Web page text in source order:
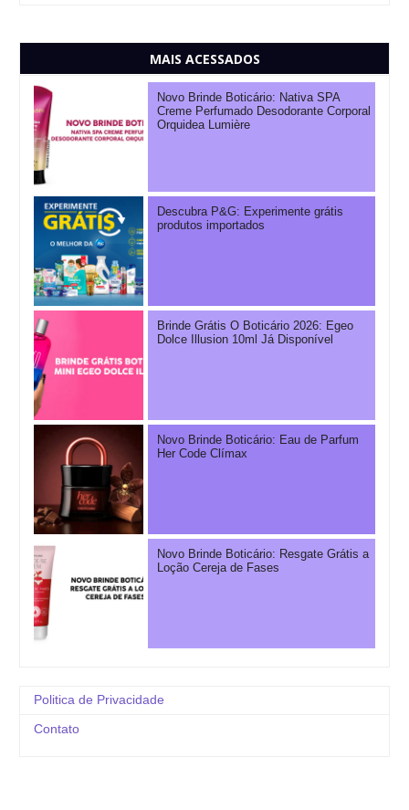
MAIS ACESSADOS
Novo Brinde Boticário: Nativa SPA
Creme Perfumado Desodorante Corporal
Orquidea Lumière
Descubra P&G: Experimente grátis
produtos importados
Brinde Grátis O Boticário 2026: Egeo
Dolce Illusion 10ml Já Disponível
Novo Brinde Boticário: Eau de Parfum
Her Code Clímax
Novo Brinde Boticário: Resgate Grátis a
Loção Cereja de Fases
Politica de Privacidade
Contato